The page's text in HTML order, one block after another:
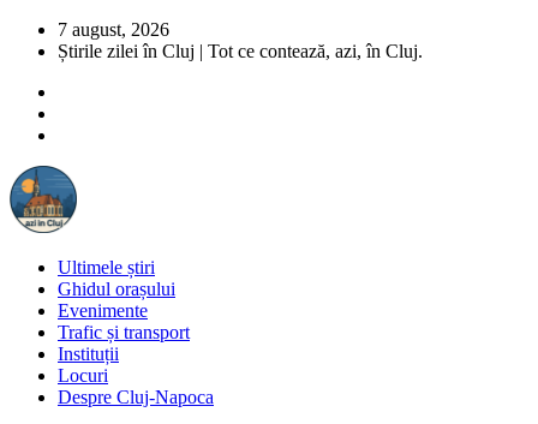
7 august, 2026
Știrile zilei în Cluj | Tot ce contează, azi, în Cluj.
Ultimele știri
Ghidul orașului
Evenimente
Trafic și transport
Instituții
Locuri
Despre Cluj-Napoca